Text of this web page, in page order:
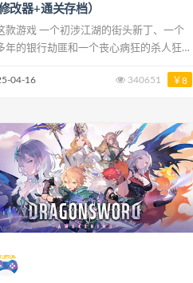
改器+通关存档）
涉江湖的街头新丁、一个
年的银行劫匪和一个丧心病狂的杀人狂
间盘根错杂的恐怖困境。他们必须齐心协
！ PC 版Grand Theft Auto V 能
越 4K 的最高分辨率和 60 帧每秒的帧
04-16 340651 ￥8